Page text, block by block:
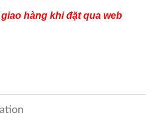
hàng khi đặt qua web